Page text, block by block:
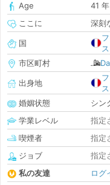
Age
41 年
ここに
深刻
国
ス
市区町村
出身地
ス
婚姻状態
シン
学業レベル
指定
喫煙者
指定
ジョブ
指定
私の友達
ログ